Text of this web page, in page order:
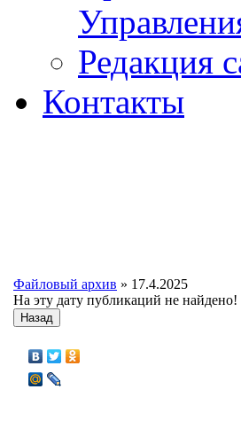
Редакция
Контакты
Файловый архив » 17.4.2025
На эту дату публикаций не найдено!
Назад